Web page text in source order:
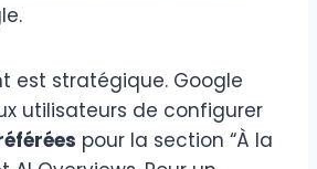
est stratégique. Google
utilisateurs de configurer
pour la section “À la